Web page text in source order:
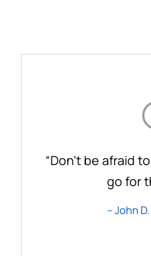
“Don’t be afraid
go for
– John